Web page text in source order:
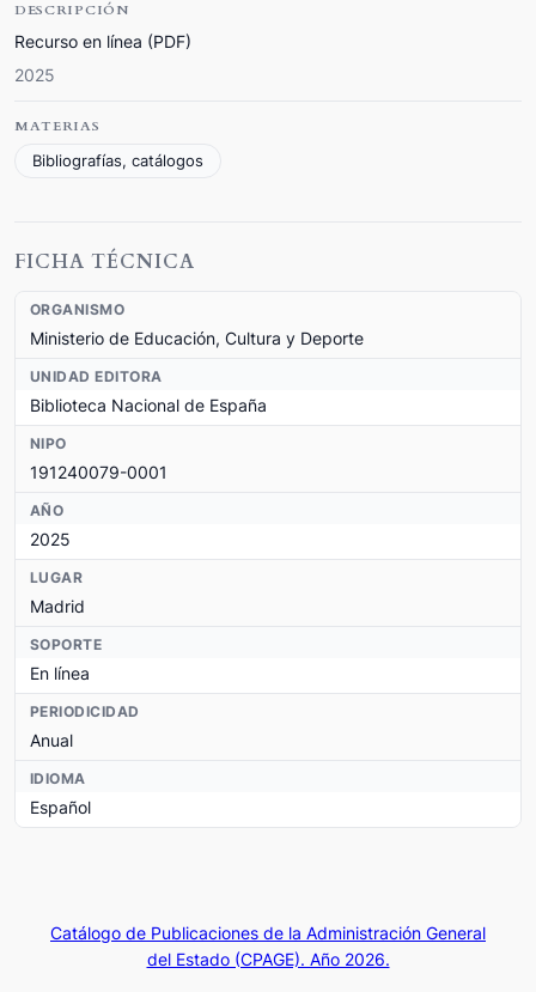
DESCRIPCIÓN
Recurso en línea (PDF)
2025
MATERIAS
Bibliografías, catálogos
FICHA TÉCNICA
ORGANISMO
Ministerio de Educación, Cultura y Deporte
UNIDAD EDITORA
Biblioteca Nacional de España
NIPO
191240079-0001
AÑO
2025
LUGAR
Madrid
SOPORTE
En línea
PERIODICIDAD
Anual
IDIOMA
Español
Catálogo de Publicaciones de la Administración General
del Estado (CPAGE). Año 2026.